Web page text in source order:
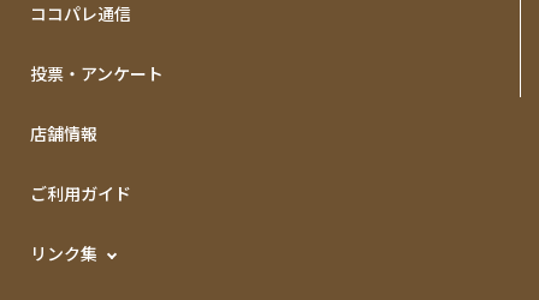
ココパレ通信
投票・アンケート
店舗情報
ご利用ガイド
リンク集